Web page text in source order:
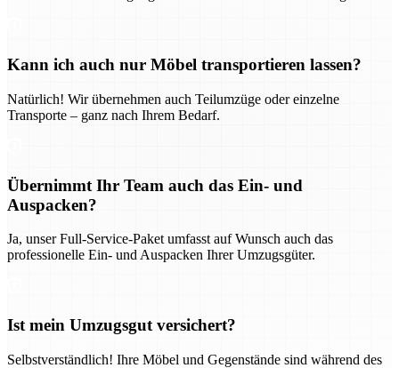
Kann ich auch nur Möbel transportieren lassen?
Natürlich! Wir übernehmen auch Teilumzüge oder einzelne
Transporte – ganz nach Ihrem Bedarf.
Übernimmt Ihr Team auch das Ein- und
Auspacken?
Ja, unser Full-Service-Paket umfasst auf Wunsch auch das
professionelle Ein- und Auspacken Ihrer Umzugsgüter.
Ist mein Umzugsgut versichert?
Selbstverständlich! Ihre Möbel und Gegenstände sind während des